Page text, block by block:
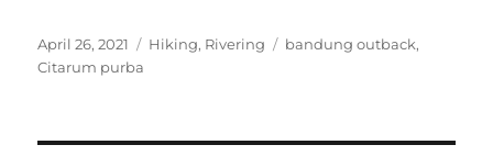
Posted
on
April 26, 2021 Categories
Hiking, Rivering Tags
bandung outback,
Citarum purba